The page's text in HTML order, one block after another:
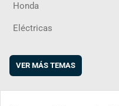
Honda
Eléctricas
VER MÁS TEMAS